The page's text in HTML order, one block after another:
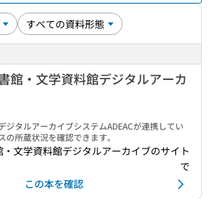
館・文学資料館デジタルアーカ
ジタルアーカイブシステムADEACが連携してい
の所蔵状況を確認できます。
文学資料館デジタルアーカイブのサイト
で
この本を確認